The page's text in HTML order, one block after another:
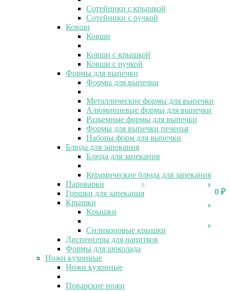
0
0 ₽
0
0
0
Сотейники с крышкой
Сотейники с ручкой
Ковши
Ковши
Ковши с крышкой
Ковши с ручкой
Формы для выпечки
Формы для выпечки
Металлические формы для выпечки
Алюминиевые формы для выпечки
Разъемные формы для выпечки
Формы для выпечки печенья
Наборы форм для выпечки
Блюда для запекания
Блюда для запекания
Керамические блюда для запекания
Пароварки
Горшки для запекания
Крышки
Крышки
Силиконовые крышки
Диспенсеры для напитков
Формы для шоколада
Ножи кухонные
Ножи кухонные
Поварские ножи